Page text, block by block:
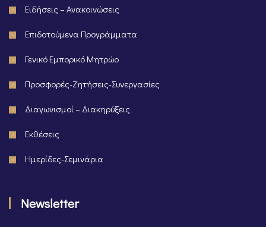
Ειδήσεις – Ανακοινώσεις
Επιδοτούμενα Προγράμματα
Γενικό Εμπορικό Μητρώο
Προσφορές-Ζητήσεις-Συνεργασίες
Διαγωνισμοί – Διακηρύξεις
Εκθέσεις
Ημερίδες-Σεμινάρια
Newsletter